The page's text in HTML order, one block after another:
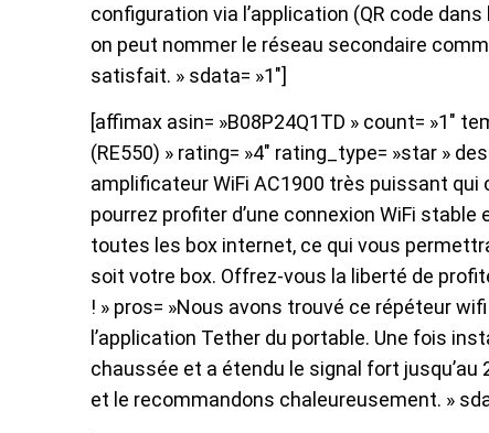
configuration via l’application (QR code
on peut nommer le réseau secondaire
satisfait. » sdata= »1″]
[affimax asin= »B08P24Q1TD » count= »1″
(RE550) » rating= »4″ rating_type= »star »
amplificateur WiFi AC1900 très puissant qui
pourrez profiter d’une connexion WiFi
toutes les box internet, ce qui vous
soit votre box. Offrez-vous la liberté de
! » pros= »Nous avons trouvé ce répéteur
l’application Tether du portable. Une fois
chaussée et a étendu le signal fort
et le recommandons chaleureusement. »